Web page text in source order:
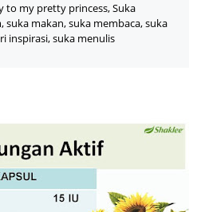
to my pretty princess, Suka
suka makan, suka membaca, suka
inspirasi, suka menulis